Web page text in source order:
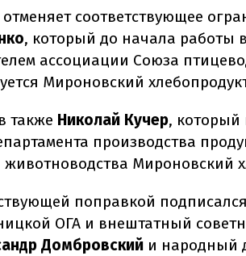
соответствующее
, который до начала работы
ассоциации Союза
Мироновский
также Николай Кучер, который
производства
животноводства Мироновский
поправкой
ОГА и внештатный
Домбровский и народный